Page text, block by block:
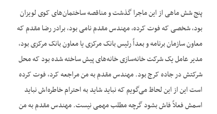
پنج شش ماهی از این ماجرا گذشت و مناقصه ساختمان‌های کوی لویزان
بود، شخصی که فوت کرده، مهندس مقدم نامی بود، برادر رضا مقدم که
معاون سازمان برنامه و بعداً رئیس بانک مرکزی یا معاون بانک مرکزی بود،
مدیر عامل یک شرکت خانه‌سازی خانه‌های پیش ساخته شده بود که محل
شرکتش در جاده کرج بود. مهندس مقدم به من مراجعه کرد، فوت کرده
است این از این لحاظ می‌گویم که نباید شاید به احترام خاطره‌اش نباید
اسمش فعلاً فاش بشود گرچه مطلب مهمی نیست. مهندس مقدم به من